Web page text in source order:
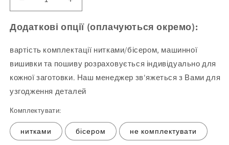
Зменшіть
кількість
Блуза
244
(заготовка
для
вишивання)
Збільшити
кількість
продукту
жіноча
(8)
(заготовка
для
Додаткові опції (оплачуються окремо):
вартість комплектації нитками/бісером, машинної
вишивки та пошиву розраховується індивідуально для
кожної заготовки. Наш менеджер зв'яжеться з Вами для
узгодження деталей
Комплектувати:
нитками бісером не комплектувати